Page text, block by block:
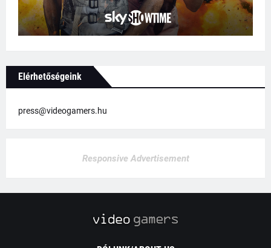
Elérhetőségeink
press@videogamers.hu
Responsive Advertisement